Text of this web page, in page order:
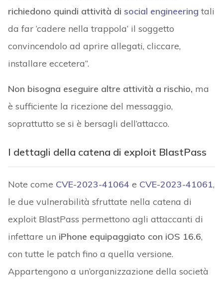
richiedono quindi attività di social engineering tali
da far ‘cadere nella trappola’ il soggetto
convincendolo ad aprire allegati, cliccare,
installare eccetera”.
Non bisogna eseguire altre attività a rischio, ma
è sufficiente la ricezione del messaggio,
soprattutto se si è bersagli dell’attacco.
I dettagli della catena di exploit BlastPass
Note come CVE-2023-41064 e CVE-2023-41061,
le due vulnerabilità sfruttate nella catena di
exploit BlastPass permettono agli attaccanti di
infettare un iPhone equipaggiato con iOS 16.6,
con tutte le patch fino a quella versione.
Appartengono a un’organizzazione della società